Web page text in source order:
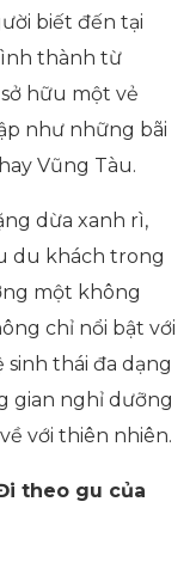
biết đến tại
thành từ
hữu một vẻ
như những bãi
Vũng Tàu.
dừa xanh rì,
du khách trong
một không
chỉ nổi bật với
sinh thái đa dạng
gian nghỉ dưỡng
với thiên nhiên.
theo gu của